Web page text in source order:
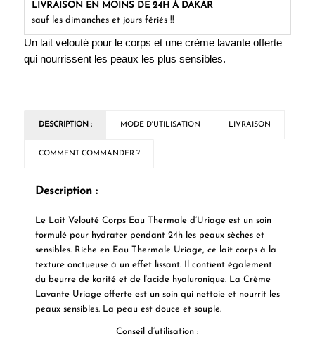
Un lait velouté pour le corps et une crème lavante offerte
qui nourrissent les peaux les plus sensibles.
LIVRAISON EN MOINS DE 24H À DAKAR
sauf les dimanches et jours fériés !!
DESCRIPTION : MODE D'UTILISATION LIVRAISON
COMMENT COMMANDER ?
Description :
Le Lait Velouté Corps Eau Thermale d’Uriage est un soin
formulé pour hydrater pendant 24h les peaux sèches et
sensibles. Riche en Eau Thermale Uriage, ce lait corps à la
texture onctueuse à un effet lissant. Il contient également
du beurre de karité et de l’acide hyaluronique. La Crème
Lavante Uriage offerte est un soin qui nettoie et nourrit les
peaux sensibles. La peau est douce et souple.
Conseil d’utilisation :